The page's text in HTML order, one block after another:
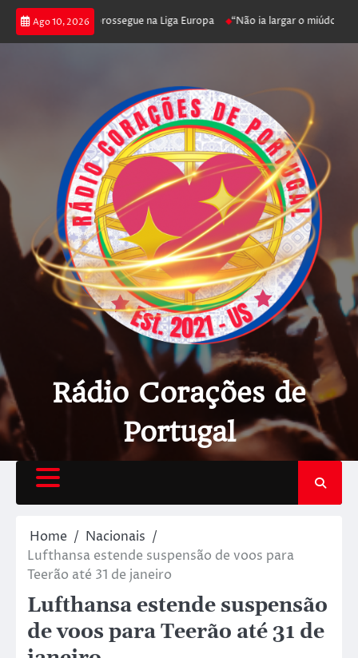
Ago 10, 2026
joga poker e prossegue na Liga Europa “Não ia largar o miúdo”.
Rádio Corações de
Portugal
Home
Nacionais
Lufthansa estende suspensão de voos para
Teerão até 31 de janeiro
Lufthansa estende suspensão
de voos para Teerão até 31 de